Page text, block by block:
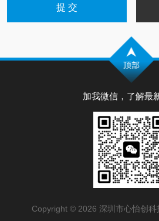
加我微信，了解最
Copyright © 2026 深圳市心怡创科